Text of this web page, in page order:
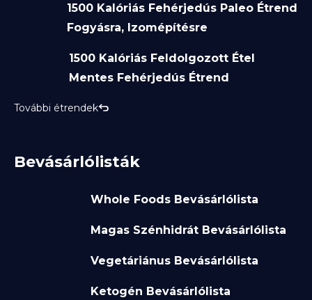
1500 Kalóriás Fehérjedús Paleo Étrend
Fogyásra, Izomépítésre
1500 Kalóriás Feldolgozott Étel
Mentes Fehérjedús Étrend
További étrendek
Bevásárlólisták
Whole Foods Bevásárlólista
Magas Szénhidrát Bevásárlólista
Vegetáriánus Bevásárlólista
Ketogén Bevásárlólista